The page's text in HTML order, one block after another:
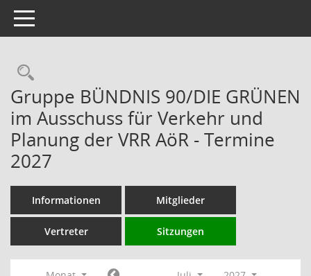
Toggle navigation
Rechercheauswahl
Gruppe BÜNDNIS 90/DIE GRÜNEN
im Ausschuss für Verkehr und
Planung der VRR AöR - Termine
2027
Informationen Mitglieder
Vertreter Sitzungen